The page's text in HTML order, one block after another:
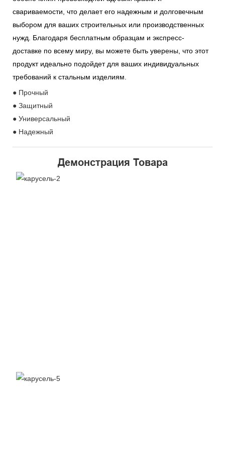
свариваемости, что делает его надежным и долговечным
выбором для ваших строительных или производственных
нужд. Благодаря бесплатным образцам и экспресс-
доставке по всему миру, вы можете быть уверены, что этот
продукт идеально подойдет для ваших индивидуальных
требований к стальным изделиям.
● Прочный
● Защитный
● Универсальный
● Надежный
Демонстрация Товара